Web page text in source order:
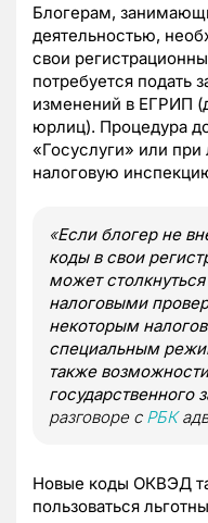
Блогерам,
деятельностью,
свои
потребуется подать
изменений в ЕГРИП
юрлиц). Процедура
«Госуслуги» или
налоговую
«Если блогер не
коды в свои
может
налоговыми
некоторым
специальным
также
государственного
разговоре с РБК
Новые коды ОКВЭД
пользоваться